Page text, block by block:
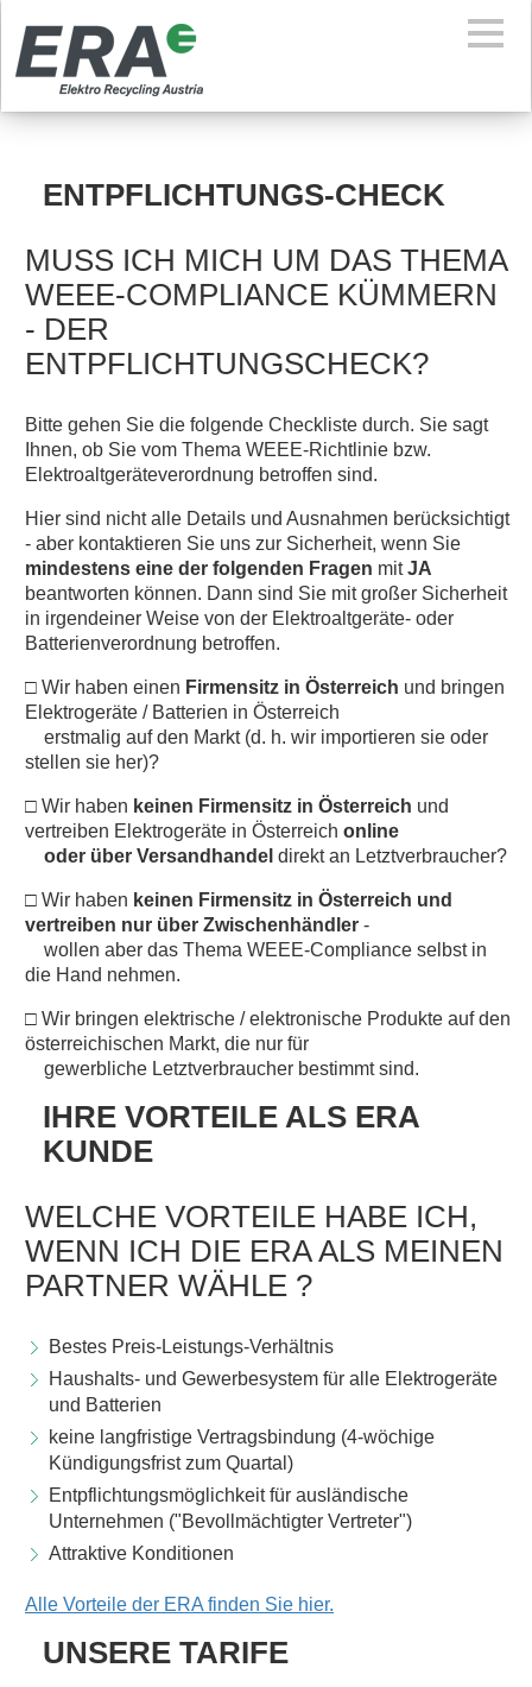
ENTPFLICHTUNGS-CHECK
MUSS ICH MICH UM DAS THEMA
WEEE-COMPLIANCE KÜMMERN
- DER
ENTPFLICHTUNGSCHECK?
Bitte gehen Sie die folgende Checkliste durch. Sie sagt
Ihnen, ob Sie vom Thema WEEE-Richtlinie bzw.
Elektroaltgeräteverordnung betroffen sind.
Hier sind nicht alle Details und Ausnahmen berücksichtigt
- aber kontaktieren Sie uns zur Sicherheit, wenn Sie
mindestens eine der folgenden Fragen mitJA
beantworten können. Dann sind Sie mit großer Sicherheit
in irgendeiner Weise von der Elektroaltgeräte- oder
Batterienverordnung betroffen.
□ Wir haben einen Firmensitz in Österreich und bringen
Elektrogeräte / Batterien in Österreich
erstmalig auf den Markt (d. h. wir importieren sie oder
stellen sie her)?
□ Wir haben keinen Firmensitz in Österreich und
vertreiben Elektrogeräte in Österreich online
oder über Versandhandel direkt an Letztverbraucher?
□ Wir haben keinen Firmensitz in Österreich und
vertreiben nur über Zwischenhändler -
wollen aber das Thema WEEE-Compliance selbst in
die Hand nehmen.
□ Wir bringen elektrische / elektronische Produkte auf den
österreichischen Markt, die nur für
gewerbliche Letztverbraucher bestimmt sind.
IHRE VORTEILE ALS ERA
KUNDE
WELCHE VORTEILE HABE ICH,
WENN ICH DIE ERA ALS MEINEN
PARTNER WÄHLE ?
Bestes Preis-Leistungs-Verhältnis
Haushalts- und Gewerbesystem für alle Elektrogeräte
und Batterien
keine langfristige Vertragsbindung (4-wöchige
Kündigungsfrist zum Quartal)
Entpflichtungsmöglichkeit für ausländische
Unternehmen ("Bevollmächtigter Vertreter")
Attraktive Konditionen
Alle Vorteile der ERA finden Sie hier.
UNSERE TARIFE